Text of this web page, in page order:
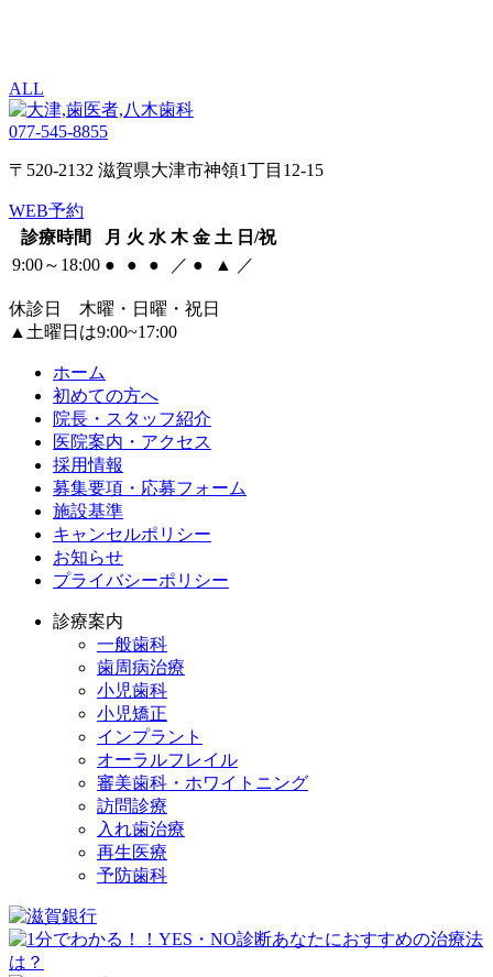
ALL
077-545-8855
〒520-2132 滋賀県大津市神領1丁目12-15
WEB予約
診療時間
月 火 水 木 金 土 日/祝
9:00～18:00 ● ● ● ／ ● ▲ ／
休診日 木曜・日曜・祝日
▲土曜日は9:00~17:00
ホーム
初めての方へ
院長・スタッフ紹介
医院案内・アクセス
採用情報
募集要項・応募フォーム
施設基準
キャンセルポリシー
お知らせ
プライバシーポリシー
診療案内
一般歯科
歯周病治療
小児歯科
小児矯正
インプラント
オーラルフレイル
審美歯科・ホワイトニング
訪問診療
入れ歯治療
再生医療
予防歯科